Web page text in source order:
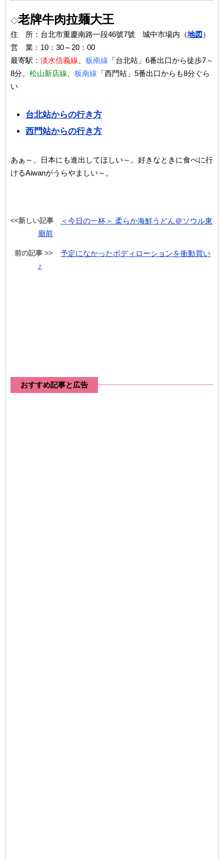
◇老牌牛肉拉麺大王
住 所：台北市重慶南路一段46號7號 城中市場内（地図 ）
営 業：10：30～20：00
最寄駅： 淡水信義線 板南線 「台北站」6番出口から徒歩7～
8分。 松山新店線 板南線 「西門站」5番出口からも8分ぐら
い
台北站からの行き方
西門站からの行き方
あぁ～、日本にも進出してほしい～。好きなときに食べに行
けるAiwanがうらやましい～。
<<新しい記事
＜今日の一杯＞ 柔らか海鮮うどん＠ソウル東
廟前
前の記事 >>
予定になかったボディローションを衝動買い
♪
おすすめ記事と広告